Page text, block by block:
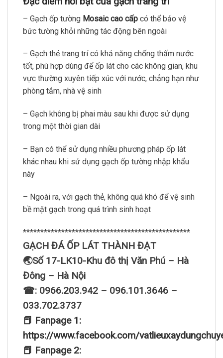
– Gạch ốp tường Mosaic cao cấp có thể bảo vệ
bức tường khỏi những tác động bên ngoài
– Gạch thẻ trang trí có khả năng chống thấm nước
tốt, phù hợp dùng để ốp lát cho các không gian, khu
vực thường xuyên tiếp xúc với nước, chẳng hạn như
phòng tắm, nhà vệ sinh
– Gạch không bị phai màu sau khi được sử dụng
trong một thời gian dài
– Bạn có thể sử dụng nhiều phương pháp ốp lát
khác nhau khi sử dụng gạch ốp tường nhập khẩu
này
– Ngoài ra, với gạch thẻ, không quá khó để vệ sinh
bề mặt gạch trong quá trình sinh hoạt
************************************************
GẠCH ĐÁ ỐP LÁT THÀNH ĐẠT
🌏Số 17-LK10-Khu đô thị Văn Phú – Hà
Đông – Hà Nội
☎: 0966.203.942 – 096.101.3646 –
033.702.3737
📕 Fanpage 1:
https://www.facebook.com/
📕 Fanpage 2: